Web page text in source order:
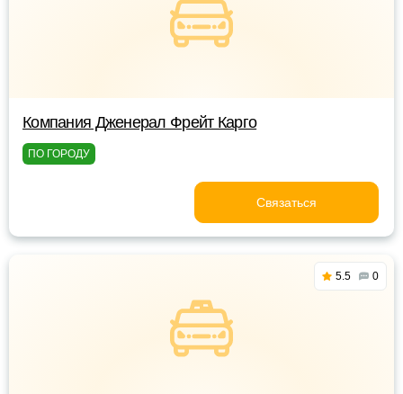
Компания Дженерал Фрейт Карго
ПО ГОРОДУ
Связаться
5.5 0